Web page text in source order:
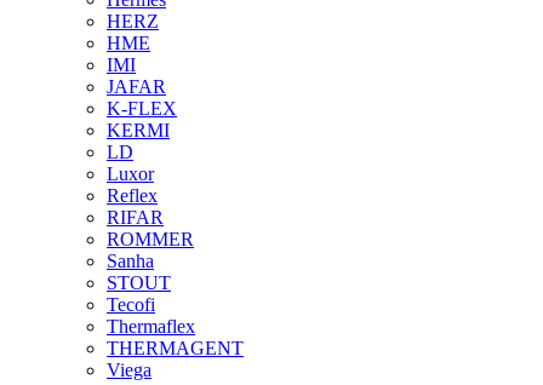
HERZ
HME
IMI
JAFAR
K-FLEX
KERMI
LD
Luxor
Reflex
RIFAR
ROMMER
Sanha
STOUT
Tecofi
Thermaflex
THERMAGENT
Viega